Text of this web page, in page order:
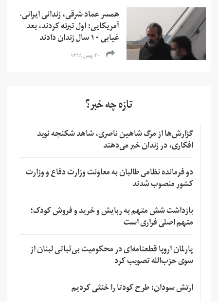
همسر عماد شرقی، زندانی ایرانی-
آمریکایی: اول تبرئه کردند، بعد
غیابی ۱۰ سال زندان دادند
۳۰ بهمن ۱۳۹۹
تازه چه خبر؟
گزارش‌ها از مرگ شاهین ناصری، شاهد شکنجه نوید
افکاری، در زندان خبر می‌دهند
دو فرمانده نظامی طالبان به معاونت وزارت دفاع و وزارت
کشور منصوب شدند
بازداشت شش متهم به ربایش و خرید و فروش کودک؛
متهم اصلی فراری است
پارلمان اروپا قطعنامه‌ای در محکومیت بی‌ثباتی لبنان از
سوی حزب‌الله تصویب کرد
ارتش سودان: طرح کودتا را خنثی کردیم